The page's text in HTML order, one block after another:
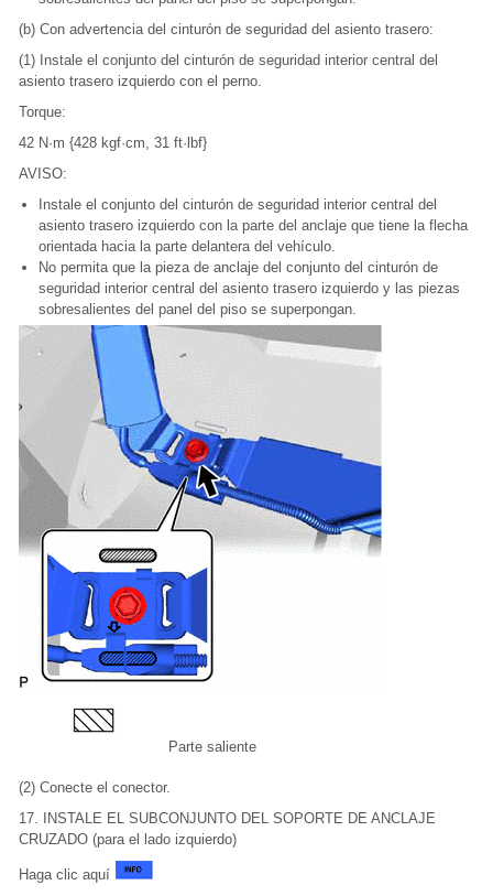
(b) Con advertencia del cinturón de seguridad del asiento trasero:
(1) Instale el conjunto del cinturón de seguridad interior central del
asiento trasero izquierdo con el perno.
Torque:
42 N·m {428 kgf·cm, 31 ft·lbf}
AVISO:
Instale el conjunto del cinturón de seguridad interior central del
asiento trasero izquierdo con la parte del anclaje que tiene la flecha
orientada hacia la parte delantera del vehículo.
No permita que la pieza de anclaje del conjunto del cinturón de
seguridad interior central del asiento trasero izquierdo y las piezas
sobresalientes del panel del piso se superpongan.
Parte saliente
(2) Conecte el conector.
17. INSTALE EL SUBCONJUNTO DEL SOPORTE DE ANCLAJE
CRUZADO (para el lado izquierdo)
Haga clic aquí